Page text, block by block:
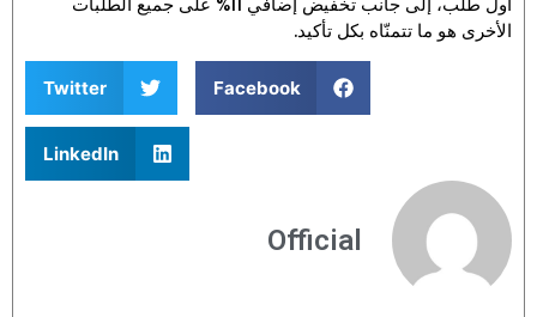
الأخرى هو ما تتمنّاه بكل تأكيد.
Facebook
Twitter
LinkedIn
Official